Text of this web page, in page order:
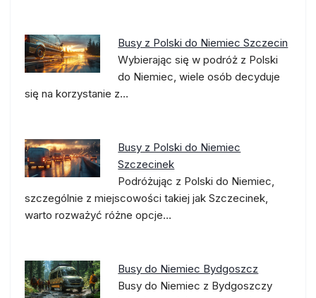
Busy z Polski do Niemiec Szczecin
Wybierając się w podróż z Polski
do Niemiec, wiele osób decyduje
się na korzystanie z…
Busy z Polski do Niemiec
Szczecinek
Podróżując z Polski do Niemiec,
szczególnie z miejscowości takiej jak Szczecinek,
warto rozważyć różne opcje…
Busy do Niemiec Bydgoszcz
Busy do Niemiec z Bydgoszczy